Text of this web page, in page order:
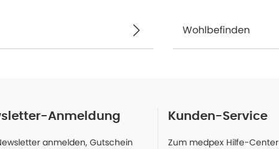
Wohlbefinden
Anmeldung
anmelden, Gutschein
Kunden-Service
Zum medpex Hilfe-Center